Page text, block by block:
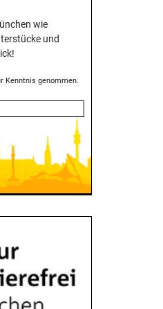
wie
und
Kenntnis genommen.